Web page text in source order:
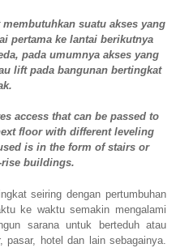
suatu akses yang
pertama ke lantai berikutnya
pada umumnya akses yang
lift pada bangunan bertingkat
access that can be passed to
floor with different leveling
is in the form of stairs or
buildings.
seiring dengan pertumbuhan
ke waktu semakin mengalami
sarana untuk berteduh atau
hotel dan lain sebagainya.